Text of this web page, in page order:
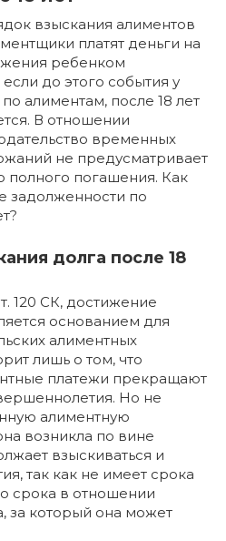
взыскания алиментов
платят деньги на
ребенком
до этого события у
алиментам, после 18 лет
В отношении
временных
не предусматривает
полного погашения. Как
задолженности по
долга после 18
120 СК, достижение
основанием для
алиментных
лишь о том, что
платежи прекращают
Но не
алиментную
возникла по вине
взыскиваться и
так как не имеет срока
срока в отношении
который она может